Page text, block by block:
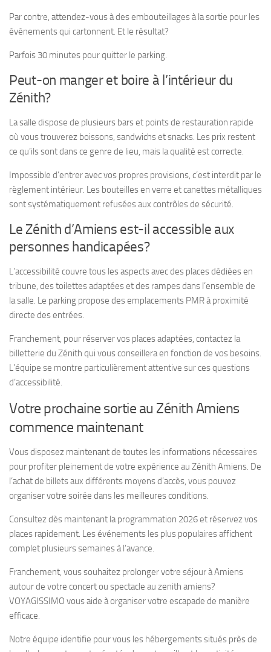
Par contre, attendez-vous à des embouteillages à la sortie pour les
événements qui cartonnent. Et le résultat?
Parfois 30 minutes pour quitter le parking.
Peut-on manger et boire à l’intérieur du
Zénith?
La salle dispose de plusieurs bars et points de restauration rapide
où vous trouverez boissons, sandwichs et snacks. Les prix restent
ce qu’ils sont dans ce genre de lieu, mais la qualité est correcte.
Impossible d’entrer avec vos propres provisions, c’est interdit par le
règlement intérieur. Les bouteilles en verre et canettes métalliques
sont systématiquement refusées aux contrôles de sécurité.
Le Zénith d’Amiens est-il accessible aux
personnes handicapées?
L’accessibilité couvre tous les aspects avec des places dédiées en
tribune, des toilettes adaptées et des rampes dans l’ensemble de
la salle. Le parking propose des emplacements PMR à proximité
directe des entrées.
Franchement, pour réserver vos places adaptées, contactez la
billetterie du Zénith qui vous conseillera en fonction de vos besoins.
L’équipe se montre particulièrement attentive sur ces questions
d’accessibilité.
Votre prochaine sortie au Zénith Amiens
commence maintenant
Vous disposez maintenant de toutes les informations nécessaires
pour profiter pleinement de votre expérience au Zénith Amiens. De
l’achat de billets aux différents moyens d’accès, vous pouvez
organiser votre soirée dans les meilleures conditions.
Consultez dès maintenant la programmation 2026 et réservez vos
places rapidement. Les événements les plus populaires affichent
complet plusieurs semaines à l’avance.
Franchement, vous souhaitez prolonger votre séjour à Amiens
autour de votre concert ou spectacle au zenith amiens?
VOYAGISSIMO vous aide à organiser votre escapade de manière
efficace.
Notre équipe identifie pour vous les hébergements situés près de